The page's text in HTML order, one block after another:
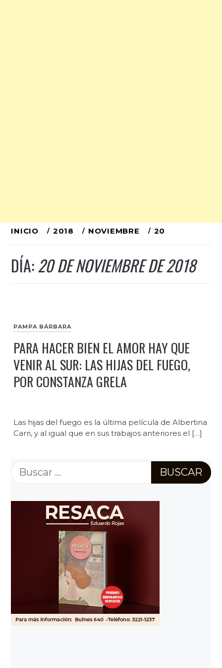
Ir
contenido
INICIO 2018 NOVIEMBRE 20
DÍA:20 DE NOVIEMBRE DE 2018
PAMPA BÁRBARA
PARA HACER BIEN EL AMOR HAY QUE
VENIR AL SUR: LAS HIJAS DEL FUEGO,
POR CONSTANZA GRELA
Las hijas del fuego es la última película de Albertina
Carri, y al igual que en sus trabajos anteriores el […]
Buscar: